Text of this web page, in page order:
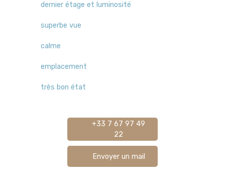
dernier étage et luminosité
superbe vue
calme
emplacement
très bon état
+33 7 67 97 49
22
Envoyer un mail